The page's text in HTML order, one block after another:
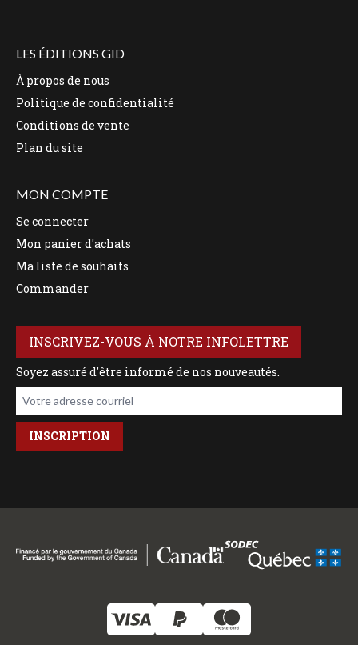
LES ÉDITIONS GID
À propos de nous
Politique de confidentialité
Conditions de vente
Plan du site
MON COMPTE
Se connecter
Mon panier d'achats
Ma liste de souhaits
Commander
INSCRIVEZ-VOUS À NOTRE INFOLETTRE
Soyez assuré d'être informé de nos nouveautés.
Votre adresse courriel